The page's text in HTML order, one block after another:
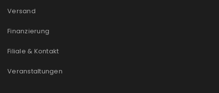
Versand
Finanzierung
Filiale & Kontakt
Veranstaltungen